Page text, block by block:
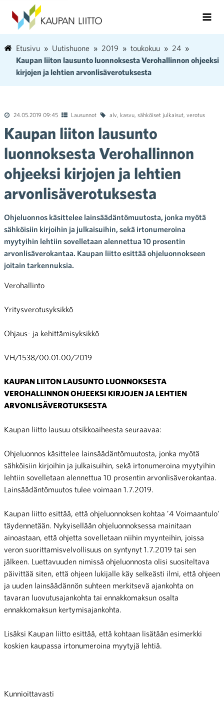
Etusivu Uutishuone 2019 toukokuu
24
Kaupan liiton lausunto luonnoksesta Verohallinnon ohjeeksi
kirjojen ja lehtien arvonlisäverotuksesta
24.05.2019 09:45 Lausunnot alv, kasvu, sähköiset julkaisut, verotus
Kaupan liiton lausunto
luonnoksesta Verohallinnon
ohjeeksi kirjojen ja lehtien
arvonlisäverotuksesta
Ohjeluonnos käsittelee lainsäädäntömuutosta, jonka myötä
sähköisiin kirjoihin ja julkaisuihin, sekä irtonumeroina
myytyihin lehtiin sovelletaan alennettua 10 prosentin
arvonlisäverokantaa. Kaupan liitto esittää ohjeluonnokseen
joitain tarkennuksia.
Verohallinto
Yritysverotusyksikkö
Ohjaus- ja kehittämisyksikkö
VH/1538/00.01.00/2019
KAUPAN LIITON LAUSUNTO LUONNOKSESTA
VEROHALLINNON OHJEEKSI KIRJOJEN JA LEHTIEN
ARVONLISÄVEROTUKSESTA
Kaupan liitto lausuu otsikkoaiheesta seuraavaa:
Ohjeluonnos käsittelee lainsäädäntömuutosta, jonka myötä
sähköisiin kirjoihin ja julkaisuihin, sekä irtonumeroina myytyihin
lehtiin sovelletaan alennettua 10 prosentin arvonlisäverokantaa.
Lainsäädäntömuutos tulee voimaan 1.7.2019.
Kaupan liitto esittää, että ohjeluonnoksen kohtaa ’4 Voimaantulo’
täydennetään. Nykyisellään ohjeluonnoksessa mainitaan
ainoastaan, että ohjetta sovelletaan niihin myynteihin, joissa
veron suorittamisvelvollisuus on syntynyt 1.7.2019 tai sen
jälkeen. Luettavuuden nimissä ohjeluonnosta olisi suositeltava
päivittää siten, että ohjeen lukijalle käy selkeästi ilmi, että ohjeen
ja uuden lainsäädännön suhteen merkitsevä ajankohta on
tavaran luovutusajankohta tai ennakkomaksun osalta
ennakkomaksun kertymisajankohta.
Lisäksi Kaupan liitto esittää, että kohtaan lisätään esimerkki
koskien kaupassa irtonumeroina myytyjä lehtiä.
Kunnioittavasti